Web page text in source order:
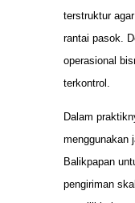
terstruktur
rantai pasok.
operasional
terkontrol.
Dalam
menggunakan
Balikpapan
pengiriman